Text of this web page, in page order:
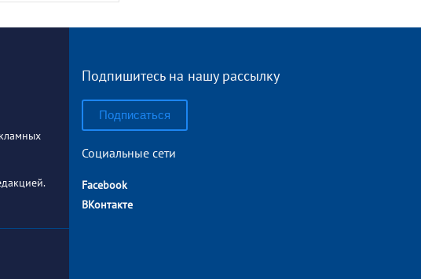
Подпишитесь на нашу рассылку
Подписаться
Социальные сети
Facebook
ВКонтакте